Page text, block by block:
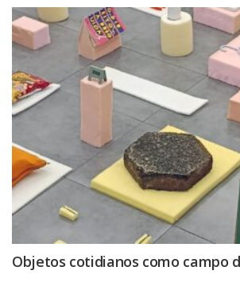
Objetos cotidianos como campo